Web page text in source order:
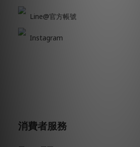
Line@官方帳號
Instagram
消費者服務